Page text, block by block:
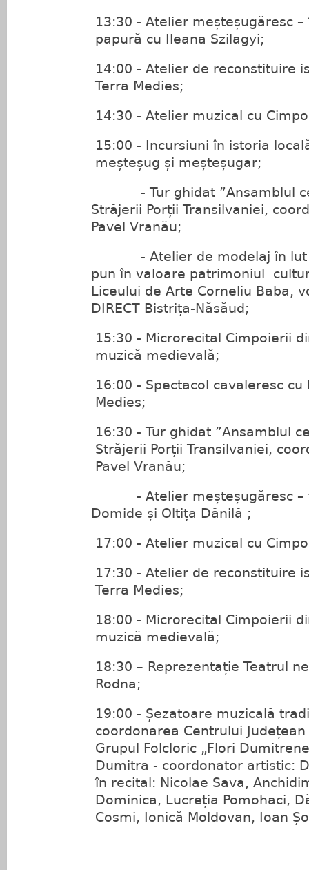
13:30 - Atelier meșteșugăresc
papură cu Ileana Szilagyi;
14:00 - Atelier de reconstituire
Terra Medies;
14:30 - Atelier muzical cu
15:00 - Incursiuni în istoria
meșteșug și meșteșugar;
- Tur ghidat ”Ansamblul
Străjerii Porții Transilvaniei,
Pavel Vranău;
- Atelier de modelaj în lut –
pun în valoare patrimoniul
Liceului de Arte Corneliu Baba,
DIRECT Bistrița-Năsăud;
15:30 - Microrecital Cimpoierii
muzică medievală;
16:00 - Spectacol cavaleresc cu
Medies;
16:30 - Tur ghidat ”Ansamblul
Străjerii Porții Transilvaniei,
Pavel Vranău;
- Atelier meșteșugăresc –
Domide și Oltița Dănilă ;
17:00 - Atelier muzical cu
17:30 - Atelier de reconstituire
Terra Medies;
18:00 - Microrecital Cimpoierii
muzică medievală;
18:30 – Reprezentație Teatrul
Rodna;
19:00 - Șezatoare muzicală
coordonarea Centrului
Grupul Folcloric „Flori
Dumitra - coordonator artistic:
în recital: Nicolae Sava,
Dominica, Lucreția Pomohaci,
Cosmi, Ionică Moldovan, Ioan